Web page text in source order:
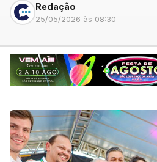
Redação
25/05/2026 às 08:30